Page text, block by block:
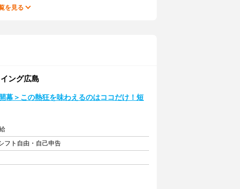
を見る
ング広島
幕＞この熱狂を味わえるのはココだけ！短
フト自由・自己申告